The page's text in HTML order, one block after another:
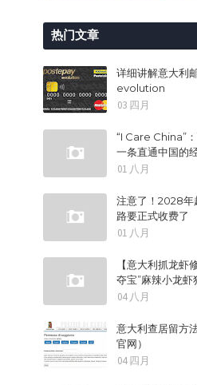
热门文章
详细讲解意大利
evolution
03 四月
“I Care China”
一条直通中国的
01 八月
注意了！2028年
路要正式收费了
01 八月
【意大利抓龙虾
夺宝”麻辣小龙虾
04 八月
意大利查居留方
官网）
04 四月